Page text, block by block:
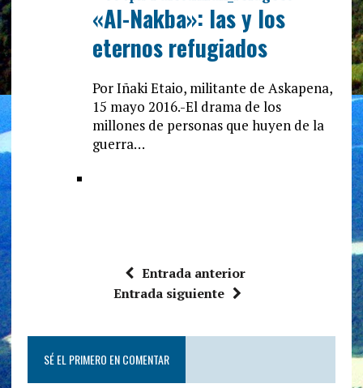
«Al-Nakba»: las y los
eternos refugiados
Por Iñaki Etaio, militante de Askapena,
15 mayo 2016.-El drama de los
millones de personas que huyen de la
guerra…
Entrada anterior
Entrada siguiente
SÉ EL PRIMERO EN COMENTAR